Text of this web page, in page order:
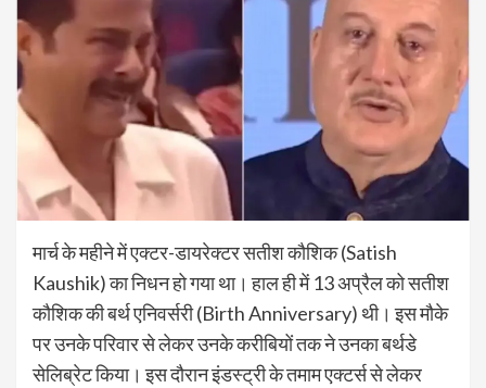
मार्च के महीने में एक्टर-डायरेक्टर सतीश कौशिक (Satish
Kaushik) का निधन हो गया था। हाल ही में 13 अप्रैल को सतीश
कौशिक की बर्थ एनिवर्सरी (Birth Anniversary) थी। इस मौके
पर उनके परिवार से लेकर उनके करीबियों तक ने उनका बर्थडे
सेलिब्रेट किया। इस दौरान इंडस्ट्री के तमाम एक्टर्स से लेकर